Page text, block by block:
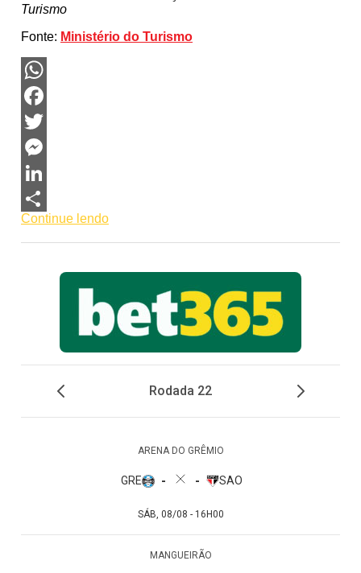
Turismo
Fonte: Ministério do Turismo
WhatsApp
Facebook
Twitter
Messenger
LinkedIn
Share
Continue lendo